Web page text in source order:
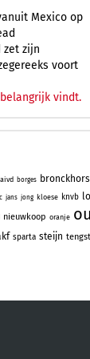
Mexico op
zet zijn
voort
vindt.
aivd borges
jans jong kloese knvb
nieuwkoop oranje
sparta steijn